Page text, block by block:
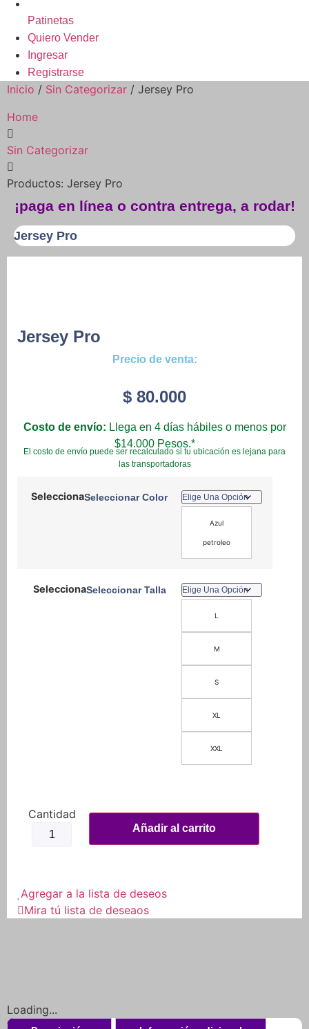
Patinetas
Quiero Vender
Ingresar
Registrarse
Inicio / Sin Categorizar / Jersey Pro
Home
Sin Categorizar
Productos: Jersey Pro
¡paga en línea o contra entrega, a rodar!
Jersey Pro
Jersey Pro
Precio de venta:
$ 80.000
Costo de envío: Llega en 4 días hábiles o menos por
$14.000 Pesos.*
El costo de envío puede ser recalculado si tu ubicación es lejana para
las transportadoras
Seleccionar Color
Azul
petroleo
Seleccionar Talla
L
M
S
XL
XXL
Jersey
Pro
Añadir al carrito
Agregar a la lista de deseos
Mira tú lista de deseaos
Loading...